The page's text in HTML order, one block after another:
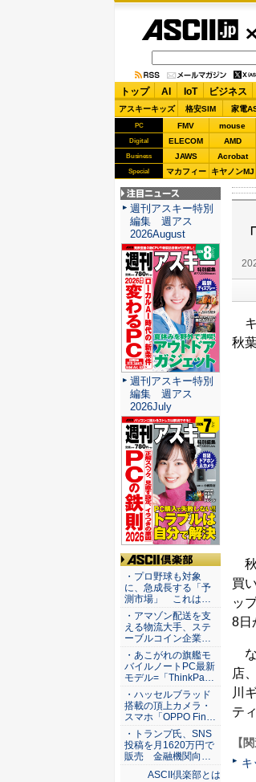
トップ AI IoT ビジネス
アスキーキッズ 格安SIM 家電
PC FMV mouse
Digital ELECOM AMD
Business JAWS Acrobat
Special マカフィー キヤノンMJ
キ
秋
秋
買
ッ
8日
な
店
川
テ
【
キ
注目ニュース
週刊アスキー特別
編集 週アス
2026August
週刊アスキー特別
編集 週アス
2026July
ASCII倶楽部
・プロ野球も対象
に、急成長する「予
測市場」 これは…
・アマゾン配送を支
える物流大手、ステ
ーブルコイン企業…
・あこがれの旗艦モ
バイルノートPC最新
モデル=「ThinkPa…
・ハッセルブラッド
搭載の頂上カメラ・
スマホ「OPPO Fin…
・トランプ氏、SNS
投稿を月1620万円で
販売 金融機関向…
ASCII倶楽部とは